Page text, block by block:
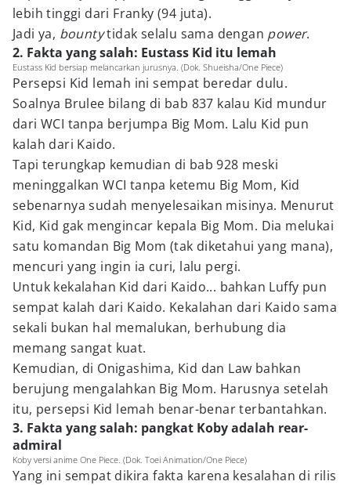
lebih tinggi dari Franky (94 juta).
Jadi ya, bountytidak selalu sama dengan power.
2. Fakta yang salah: Eustass Kid itu lemah
Eustass Kid bersiap melancarkan jurusnya. (Dok. Shueisha/One Piece)
Persepsi Kid lemah ini sempat beredar dulu.
Soalnya Brulee bilang di bab 837 kalau Kid mundur
dari WCI tanpa berjumpa Big Mom. Lalu Kid pun
kalah dari Kaido.
Tapi terungkap kemudian di bab 928 meski
meninggalkan WCI tanpa ketemu Big Mom, Kid
sebenarnya sudah menyelesaikan misinya. Menurut
Kid, Kid gak mengincar kepala Big Mom. Dia melukai
satu komandan Big Mom (tak diketahui yang mana),
mencuri yang ingin ia curi, lalu pergi.
Untuk kekalahan Kid dari Kaido... bahkan Luffy pun
sempat kalah dari Kaido. Kekalahan dari Kaido sama
sekali bukan hal memalukan, berhubung dia
memang sangat kuat.
Kemudian, di Onigashima, Kid dan Law bahkan
berujung mengalahkan Big Mom. Harusnya setelah
itu, persepsi Kid lemah benar-benar terbantahkan.
3. Fakta yang salah: pangkat Koby adalah rear-
admiral
Koby versi anime One Piece. (Dok. Toei Animation/One Piece)
Yang ini sempat dikira fakta karena kesalahan di rilis